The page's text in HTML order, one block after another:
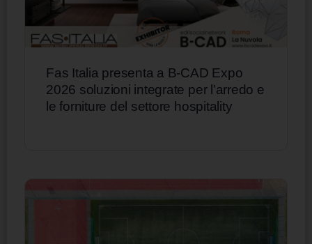
Fas Italia presenta a B-CAD Expo
2026 soluzioni integrate per l’arredo e
le forniture del settore hospitality